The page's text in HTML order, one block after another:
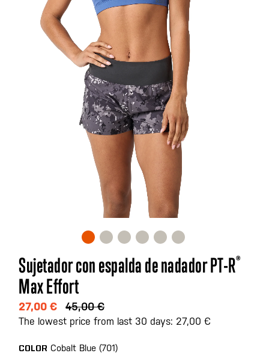
imágenes
Saltar
al
comienzo
la
galería
Sujetador con espalda de nadador PT-R®
Max Effort
27,00 € 45,00 €
The lowest price from last 30 days: 27,00 €
COLOR Cobalt Blue (701)